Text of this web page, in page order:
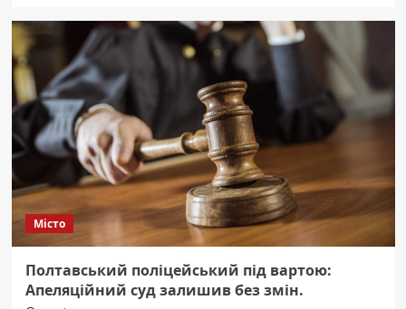
Місто
Полтавський поліцейський під вартою:
Апеляційний суд залишив без змін.